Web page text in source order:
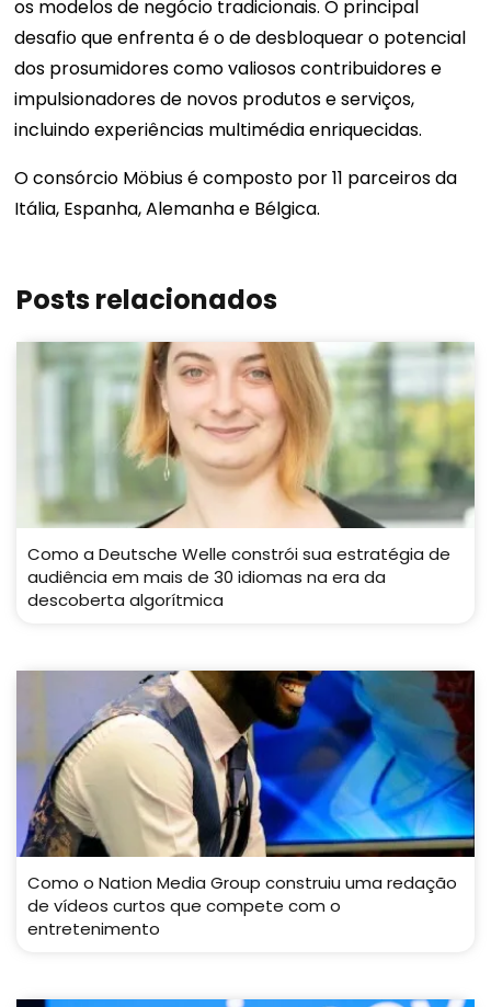
os modelos de negócio tradicionais. O principal
desafio que enfrenta é o de desbloquear o potencial
dos prosumidores como valiosos contribuidores e
impulsionadores de novos produtos e serviços,
incluindo experiências multimédia enriquecidas.
O consórcio Möbius é composto por 11 parceiros da
Itália, Espanha, Alemanha e Bélgica.
Posts relacionados
Como a Deutsche Welle constrói sua estratégia de
audiência em mais de 30 idiomas na era da
descoberta algorítmica
Como o Nation Media Group construiu uma redação
de vídeos curtos que compete com o
entretenimento